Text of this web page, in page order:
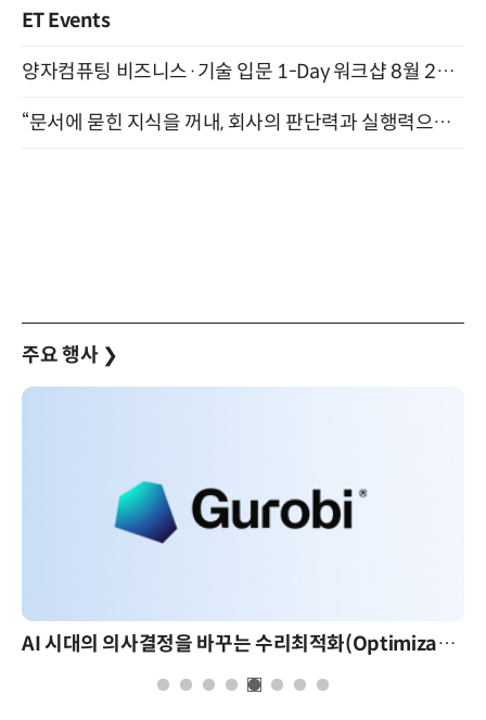
ET Events
양자컴퓨팅 비즈니스·기술 입문 1-Day 워크샵 8월 28일 개최
“문서에 묻힌 지식을 꺼내, 회사의 판단력과 실행력으로 바꾸다” (8/20)
주요 행사 ❯
AI 시대의 의사결정을 바꾸는 수리최적화(Optimization): 실제 산업 적용 사례와 활용 전략